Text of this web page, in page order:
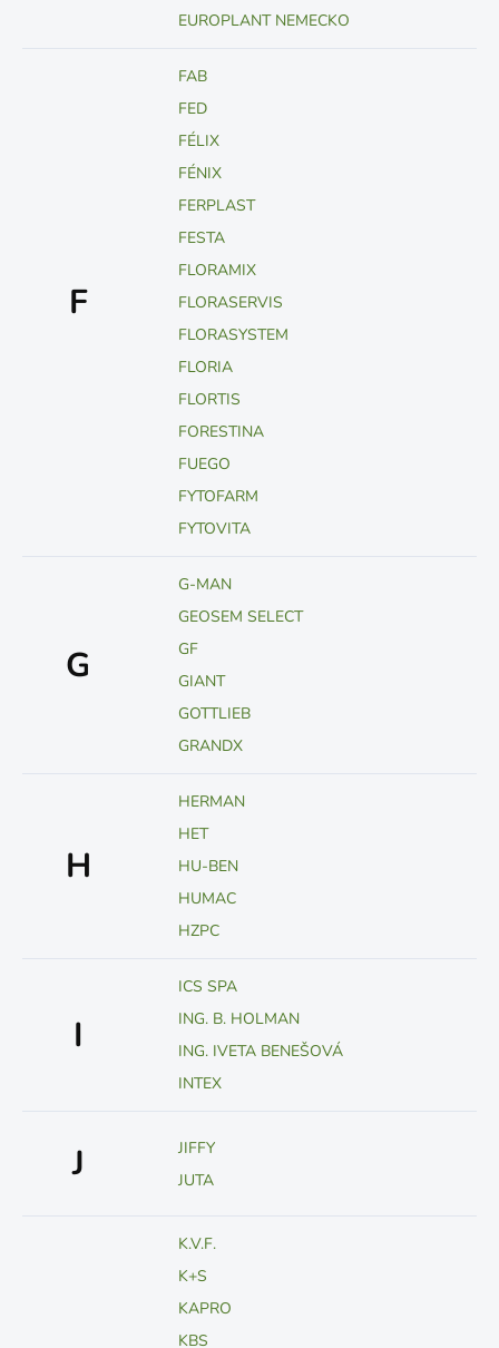
EUROPLANT NEMECKO
F
FAB
FED
FÉLIX
FÉNIX
FERPLAST
FESTA
FLORAMIX
FLORASERVIS
FLORASYSTEM
FLORIA
FLORTIS
FORESTINA
FUEGO
FYTOFARM
FYTOVITA
G
G-MAN
GEOSEM SELECT
GF
GIANT
GOTTLIEB
GRANDX
H
HERMAN
HET
HU-BEN
HUMAC
HZPC
I
ICS SPA
ING. B. HOLMAN
ING. IVETA BENEŠOVÁ
INTEX
J
JIFFY
JUTA
K.V.F.
K+S
KAPRO
KBS